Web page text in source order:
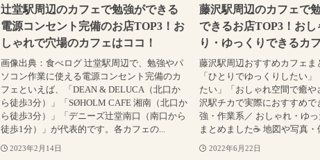
辻堂駅周辺のカフェで勉強ができる
電源コンセント完備のお店TOP3！お
しゃれで穴場のカフェはココ！
画像出典：食べログ 辻堂駅周辺で、勉強やパ
ソコン作業に使える電源コンセント完備のカ
フェといえば、「DEAN & DELUCA（北口か
ら徒歩3分）」「SØHOLM CAFE 湘南（北口か
ら徒歩3分）」「デニーズ辻堂南口（南口から
徒歩1分）」が代表的です。各カフェの...
2023年2月14日
藤沢駅周辺のカフェで
できるお店TOP3！おし
り・ゆっくりできるカ
藤沢駅周辺おすすめカフェま
「ひとりでゆっくりしたい
たい」「おしゃれ空間で癒
沢駅チカで実際におすすめで
強・作業系／ おしゃれ・ゆ
まとめました☕ 地図や写真・
2022年6月22日